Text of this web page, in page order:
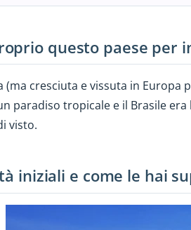
questo paese per
(ma cresciuta e vissuta in
paradiso tropicale e il Brasile
visto.
iniziali e come le hai